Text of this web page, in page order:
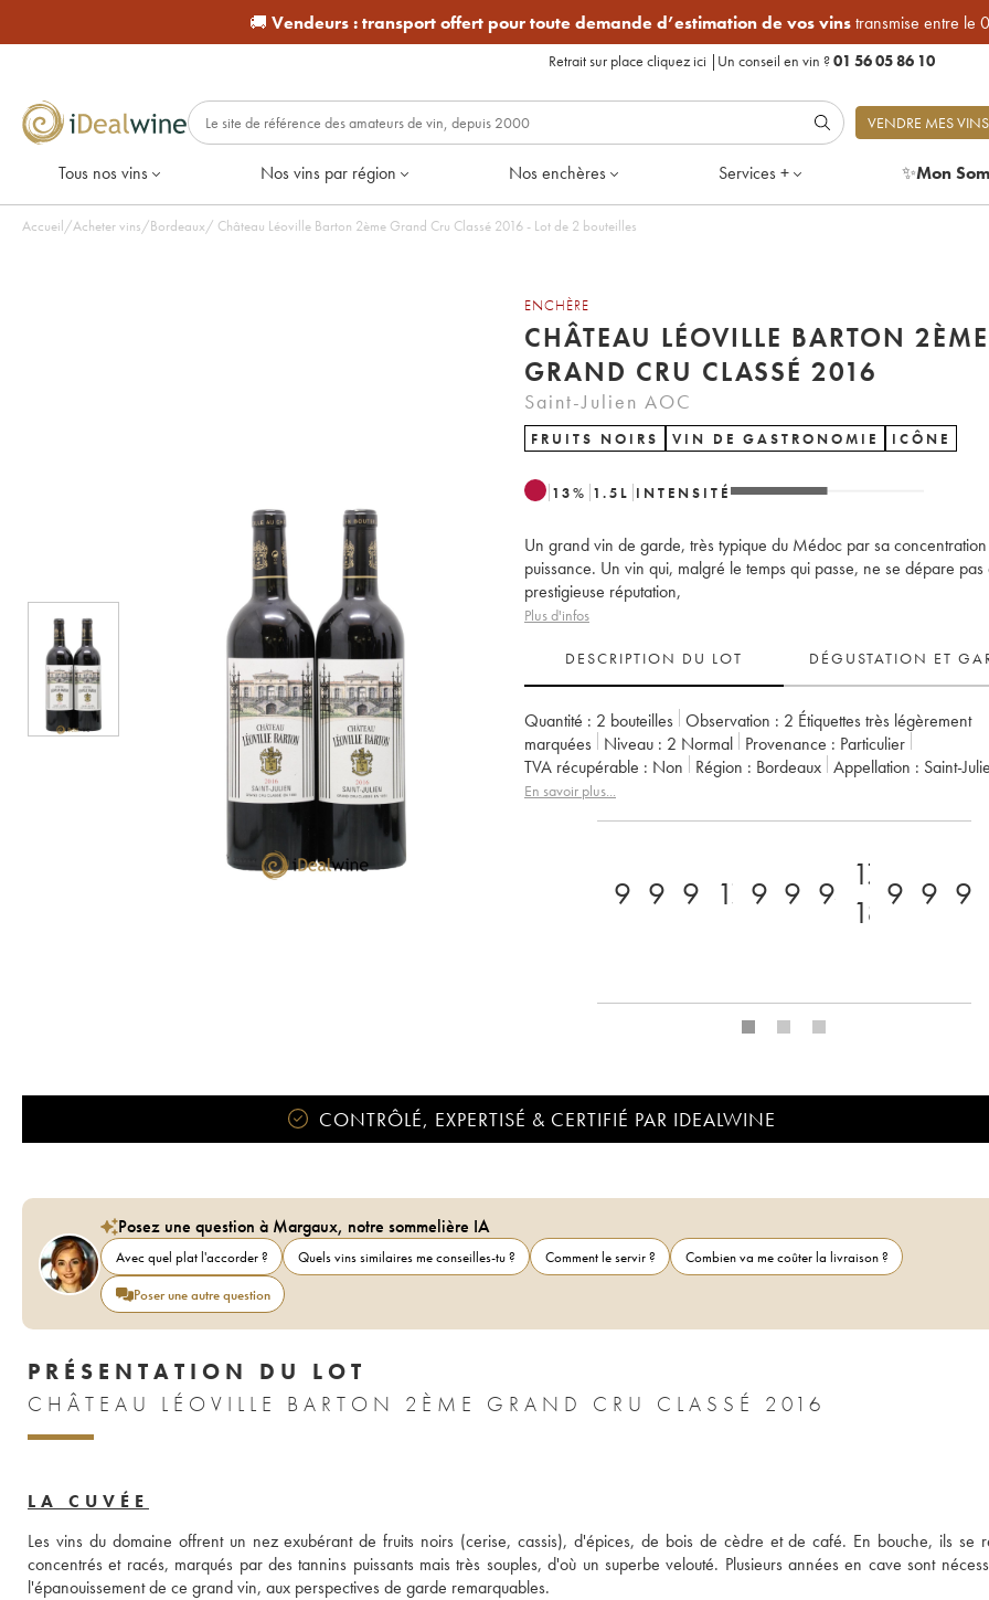
🚚 Vendeurs :transport offert pour toute demande d’estimation de vos vinstransmise entre le
Retrait sur place cliquez ici | Un conseil en vin ?01 56 05 86 10
VENDRE MES VINS
Tous nos vins Nos vins par région Nos enchères Services + ✨Mon
Accueil/Acheter vins/Bordeaux/ Château Léoville Barton 2ème Grand Cru Classé 2016 - Lot de 2 bouteilles
ENCHÈRE
CHÂTEAU LÉOVILLE BARTON 2ÈME
GRAND CRU CLASSÉ 2016
Saint-Julien AOC
FRUITS NOIRS VIN DE GASTRONOMIE ICÔNE
13% 1.5 L INTENSITÉ
Un grand vin de garde, très typique du Médoc par sa
puissance. Un vin qui, malgré le temps qui passe, ne se dépare pas
prestigieuse réputation,
Plus d'infos
DESCRIPTION DU LOT DÉGUSTATION ET
Quantité : 2 bouteilles Observation : 2 Étiquettes très légèrement
marquées
Niveau : 2 Normal Provenance : particulier
TVA récupérable :
non Région : Bordeaux Appellation :
Saint-
Classement :
En savoir plus...
97 97 94 17 97 96 94 17,5-
18/20
96 97 98
CONTRÔLÉ, EXPERTISÉ & CERTIFIÉ PAR IDEALWINE
Posez une question à Margaux, notre sommelière IA
Avec quel plat l'accorder ? Quels vins similaires me conseilles-tu ? Comment le servir ?
Combien va me coûter la livraison ?
Poser une autre question
PRÉSENTATION DU LOT
CHÂTEAU LÉOVILLE BARTON 2ÈME GRAND CRU CLASSÉ 2016
LA CUVÉE
Les vins du domaine offrent un nez exubérant de fruits noirs (cerise, cassis), d'épices, de bois de cèdre et de café. En bouche, ils se
concentrés et racés, marqués par des tannins puissants mais très souples, d'où un superbe velouté. Plusieurs années en cave sont
l'épanouissement de ce grand vin, aux perspectives de garde remarquables.